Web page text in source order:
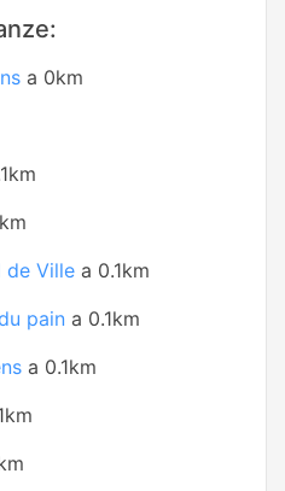
a 0km
de Ville a 0.1km
pain a 0.1km
a 0.1km